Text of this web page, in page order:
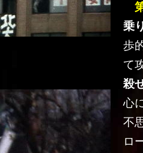
乗
歩
て
殺
心
不
ロ